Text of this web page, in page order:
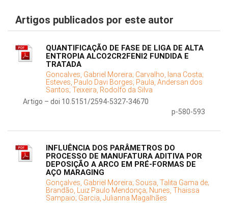
Artigos publicados por este autor
QUANTIFICAÇÃO DE FASE DE LIGA DE ALTA
ENTROPIA ALCO2CR2FENI2 FUNDIDA E
TRATADA
Goncalves, Gabriel Moreira; Carvalho, Iana Costa;
Esteves, Paulo Davi Borges; Paula, Andersan dos
Santos; Teixeira, Rodolfo da Silva
Artigo – doi 10.5151/2594-5327-34670
p-580-593
INFLUÊNCIA DOS PARÂMETROS DO
PROCESSO DE MANUFATURA ADITIVA POR
DEPOSIÇÃO A ARCO EM PRÉ-FORMAS DE
AÇO MARAGING
Gonçalves, Gabriel Moreira; Sousa, Talita Gama de;
Brandão, Luiz Paulo Mendonça; Nunes, Thaissa
Sampaio; Garcia, Julianna Magalhães